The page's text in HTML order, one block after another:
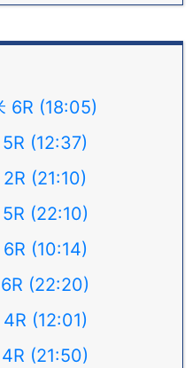
6R (18:05)
(12:37)
(21:10)
(22:10)
(10:14)
(22:20)
(12:01)
(21:50)